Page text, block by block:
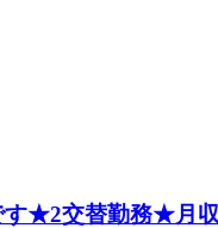
す★2交替勤務★月